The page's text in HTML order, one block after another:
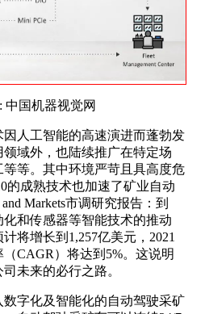
中国机器视觉网
人工智能的高速演进而蓬勃发
域外，也陆续推广在特定场
等。其中环境严苛且具高度危
的成熟技术也加速了矿业自动
Markets市调研究报告：到
化和传感器等智能技术的推动
将增长到1,257亿美元，2021
CAGR）将达到5%。这说明
未来的必行之路。
字化及智能化的自动驾驶采矿